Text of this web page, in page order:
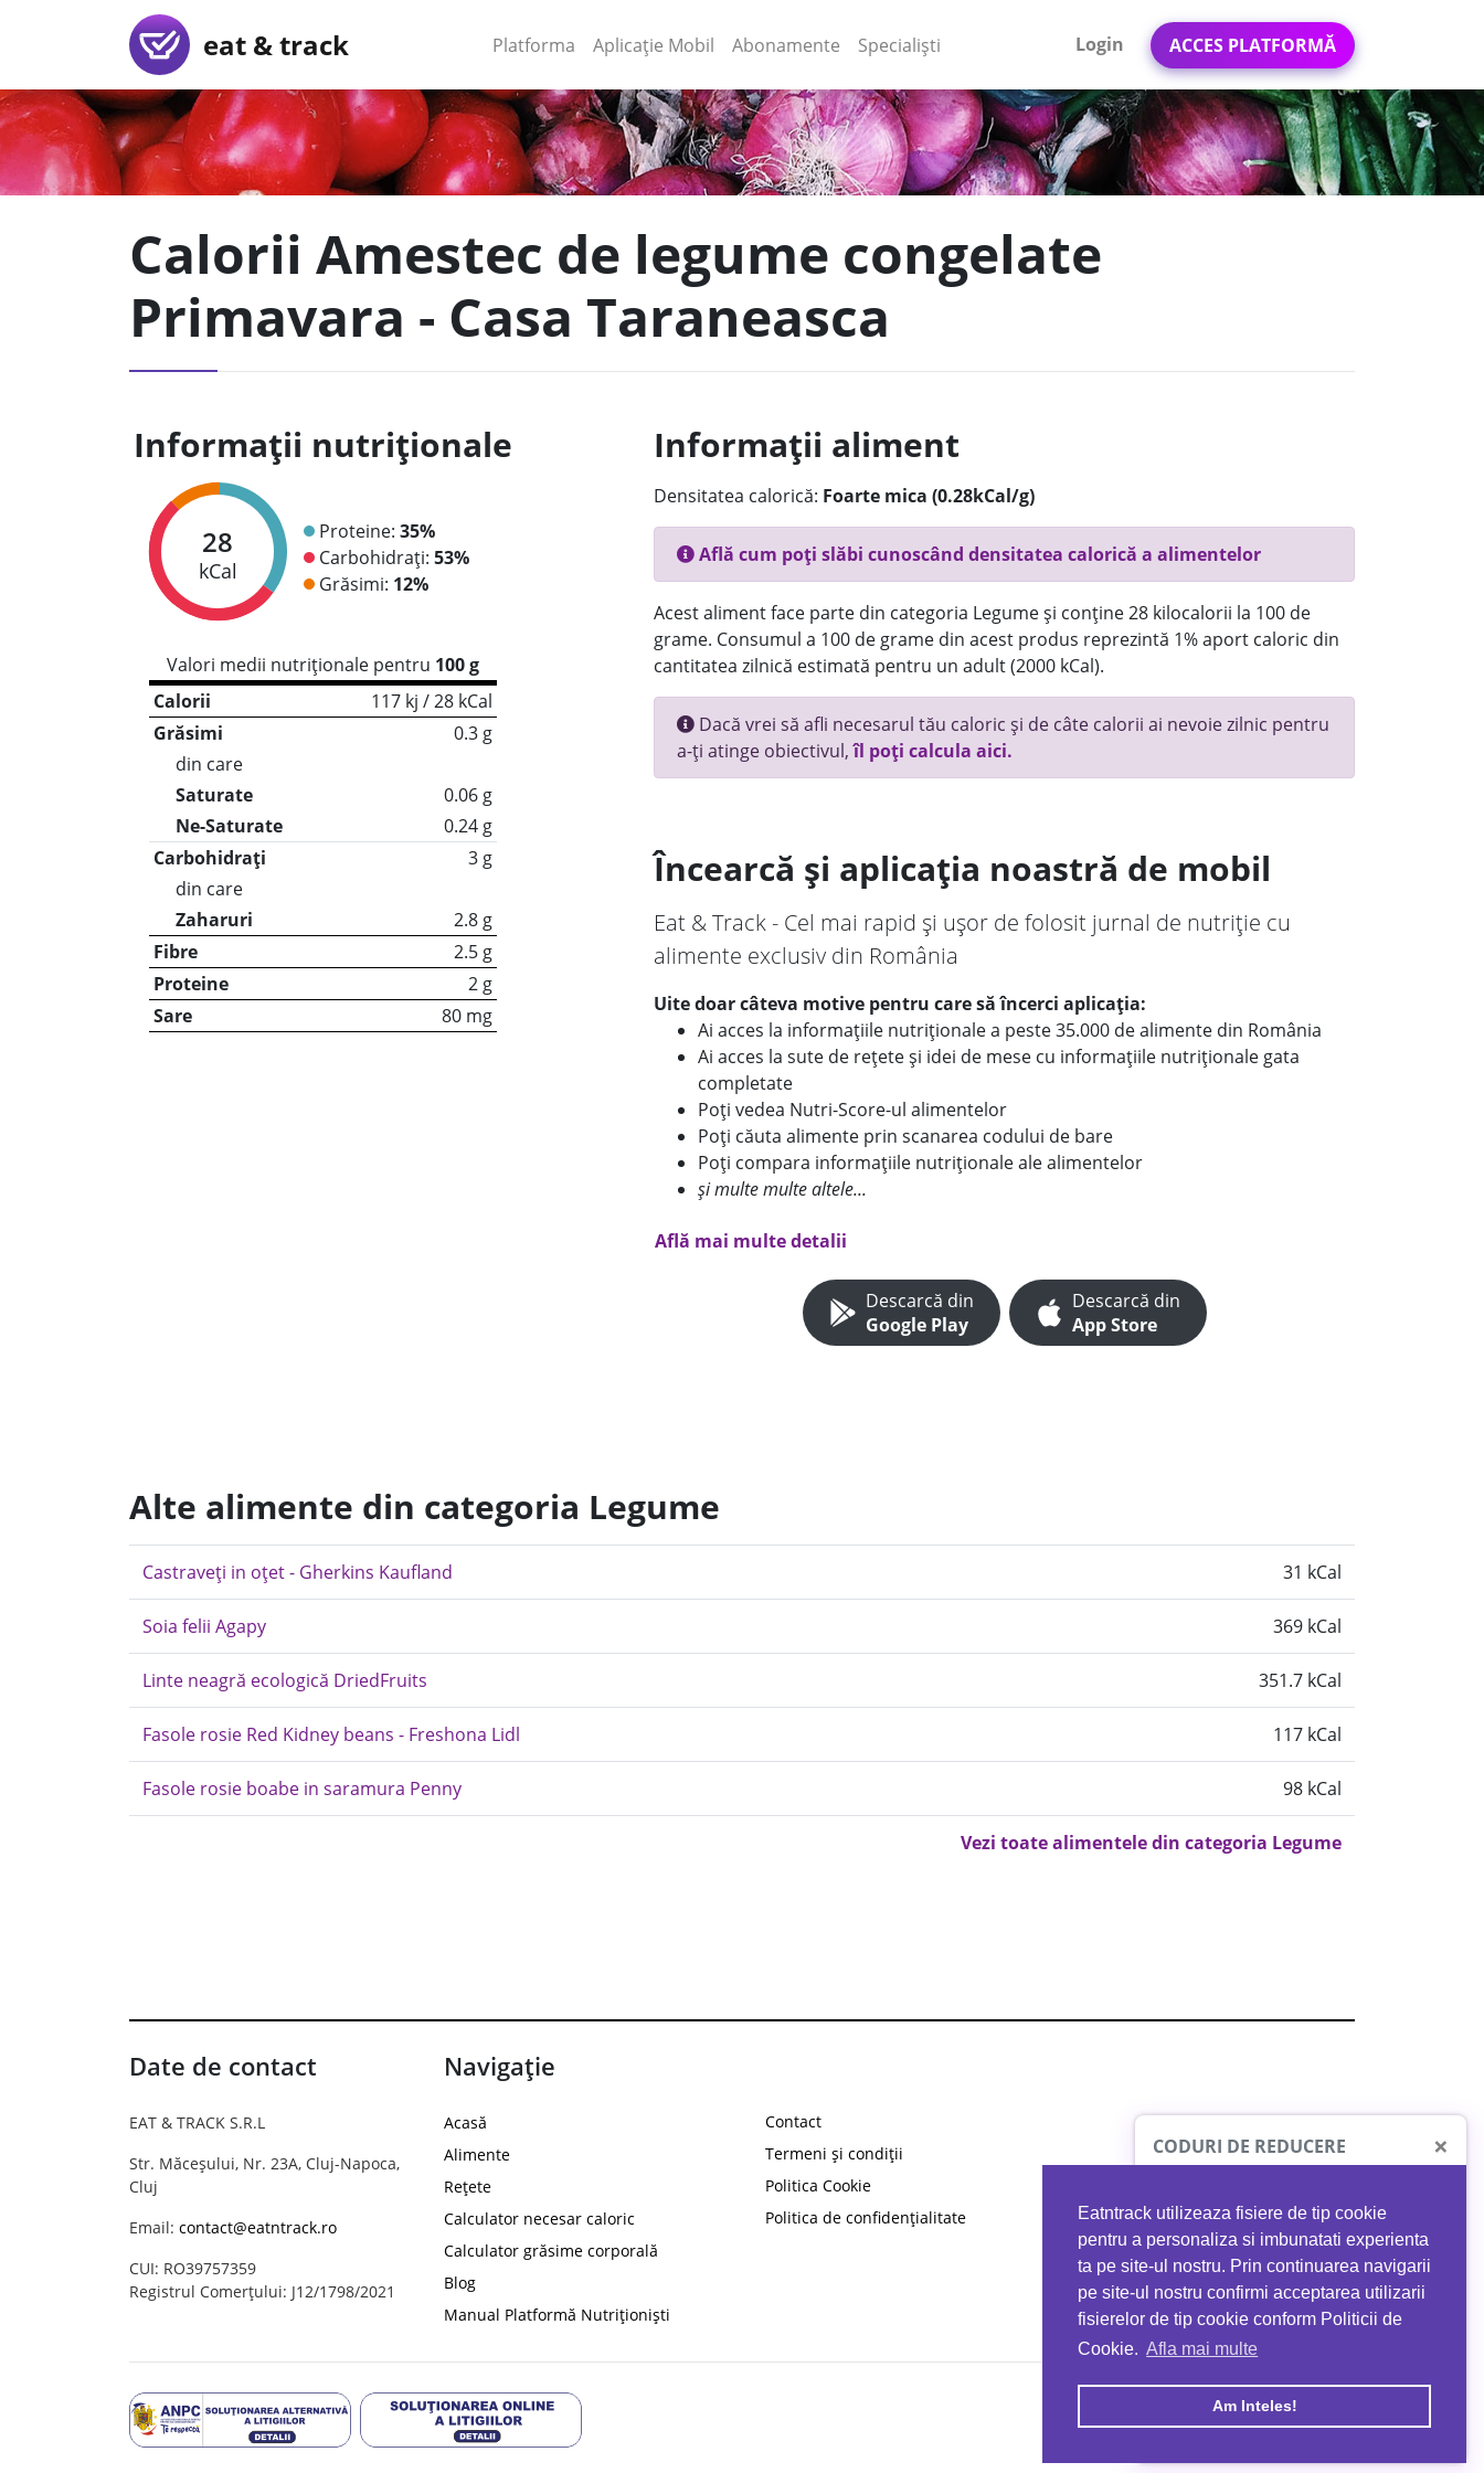
Eatntrack utilizeaza fisiere de tip cookie
pentru a personaliza si imbunatati experienta
ta pe site-ul nostru. Prin continuarea navigarii
pe site-ul nostru confirmi acceptarea utilizarii
fisierelor de tip cookie conform Politicii de
Cookie. Afla mai multe
Am Inteles!
eat & track Platforma (current)
Aplicație Mobil (current)
Abonamente Specialiști Login ACCES PLATFORMĂ
Calorii Amestec de legume congelate
Primavara - Casa Taraneasca
Informații nutriționale
28
kCal
Proteine: 35%
Carbohidrați: 53%
Grăsimi: 12%
Valori medii nutriționale pentru 100 g
Calorii
117 kj / 28 kCal
Grăsimi
0.3 g
din care
Saturate
0.06 g
Ne-Saturate
0.24 g
Carbohidrați
3 g
din care
Zaharuri
2.8 g
Fibre
2.5 g
Proteine
2 g
Sare
80 mg
Informații aliment
Densitatea calorică: Foarte mica (0.28kCal/g)
Află cum poți slăbi cunoscând densitatea calorică a alimentelor
Acest aliment face parte din categoria Legume și conține 28 kilocalorii la 100 de
grame. Consumul a 100 de grame din acest produs reprezintă 1% aport caloric din
cantitatea zilnică estimată pentru un adult (2000 kCal).
Dacă vrei să afli necesarul tău caloric și de câte calorii ai nevoie zilnic pentru
a-ți atinge obiectivul,îl poți calcula aici.
Încearcă și aplicația noastră de mobil
Eat & Track - Cel mai rapid și ușor de folosit jurnal de nutriție cu
alimente exclusiv din România
Uite doar câteva motive pentru care să încerci aplicația:
Ai acces la informațiile nutriționale a peste 35.000 de alimente din România
Ai acces la sute de rețete și idei de mese cu informațiile nutriționale gata
completate
Poți vedea Nutri-Score-ul alimentelor
Poți căuta alimente prin scanarea codului de bare
Poți compara informațiile nutriționale ale alimentelor
și multe multe altele...
Află mai multe detalii
Descarcă din
Google Play
Descarcă din
App Store
Alte alimente din categoria Legume
Castraveți in oțet - Gherkins Kaufland 31 kCal
Soia felii Agapy 369 kCal
Linte neagră ecologică DriedFruits 351.7 kCal
Fasole rosie Red Kidney beans - Freshona Lidl 117 kCal
Fasole rosie boabe in saramura Penny 98 kCal
Vezi toate alimentele din categoria Legume
Date de contact
EAT & TRACK S.R.L
Str. Măceșului, Nr. 23A, Cluj-Napoca,
Cluj
Email: contact@eatntrack.ro
CUI: RO39757359
Registrul Comerțului: J12/1798/2021
Navigație
Acasă
Alimente
Rețete
Calculator necesar caloric
Calculator grăsime corporală
Blog
Manual Platformă Nutriționiști
Contact
Termeni și condiții
Politica Cookie
Politica de confidențialitate
CODURI DE REDUCERE ×
PROTO41
reducere la orice comandă
EATNTRACK
MYPROTEIN
Ai40%reducere la orice comandă
folosind codul EATTRACK